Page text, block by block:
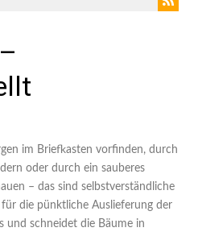
im Briefkasten vorfinden, durch
oder durch ein sauberes
– das sind selbstverständliche
für die pünktliche Auslieferung der
und schneidet die Bäume in